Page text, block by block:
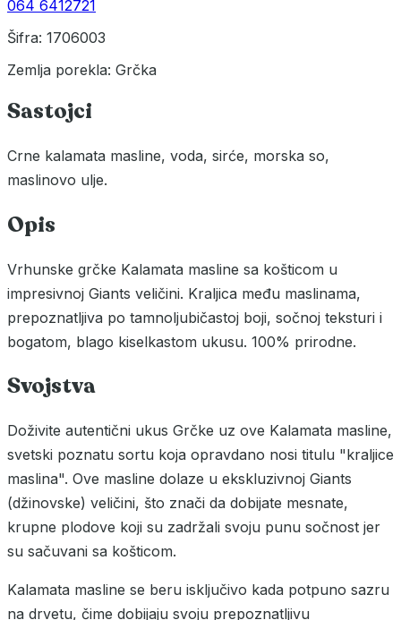
064 6412721
Šifra: 1706003
Zemlja porekla: Grčka
Sastojci
Crne kalamata masline, voda, sirće, morska so,
maslinovo ulje.
Opis
Vrhunske grčke Kalamata masline sa košticom u
impresivnoj Giants veličini. Kraljica među maslinama,
prepoznatljiva po tamnoljubičastoj boji, sočnoj teksturi i
bogatom, blago kiselkastom ukusu. 100% prirodne.
Svojstva
Doživite autentični ukus Grčke uz ove Kalamata masline,
svetski poznatu sortu koja opravdano nosi titulu "kraljice
maslina". Ove masline dolaze u ekskluzivnoj Giants
(džinovske) veličini, što znači da dobijate mesnate,
krupne plodove koji su zadržali svoju punu sočnost jer
su sačuvani sa košticom.
Kalamata masline se beru isključivo kada potpuno sazru
na drvetu, čime dobijaju svoju prepoznatljivu